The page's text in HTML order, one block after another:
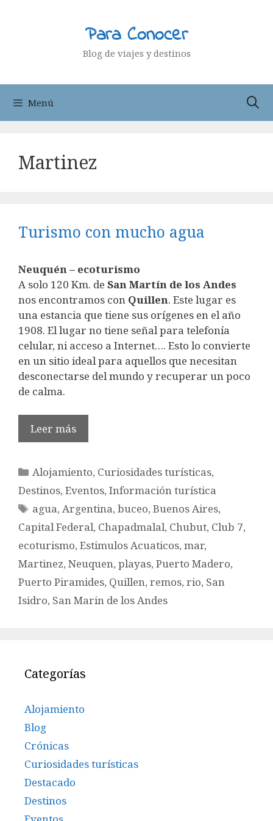
Para Conocer
Blog de viajes y destinos
Menú
Martinez
Turismo con mucho agua
Neuquén – ecoturismo
A solo 120 Km. de San Martín de los Andes
nos encontramos con Quillen. Este lugar es
una estancia que tiene sus orígenes en el año
1908. El lugar no tiene señal para telefonía
celular, ni acceso a Internet…. Esto lo convierte
en un sitio ideal para aquellos que necesitan
desconectarse del mundo y recuperar un poco
de calma.
Leer más
Categorías
Alojamiento, Curiosidades turísticas,
Destinos, Eventos, Información turística
Etiquetas
agua, Argentina,buceo,Buenos Aires,
Capital Federal, Chapadmalal, Chubut, Club 7,
ecoturismo, Estimulos Acuaticos, mar,
Martinez, Neuquen, playas, Puerto Madero,
Puerto Piramides, Quillen, remos, rio, San
Isidro, San Marin de los Andes
Categorías
Alojamiento
Blog
Crónicas
Curiosidades turísticas
Destacado
Destinos